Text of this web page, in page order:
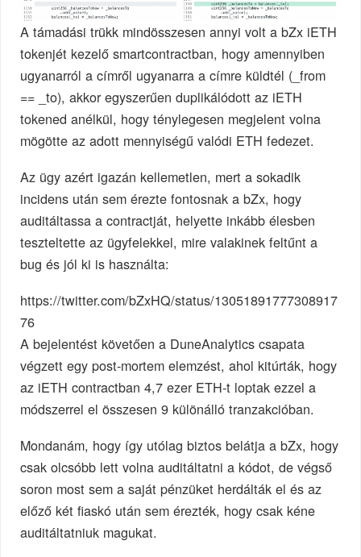
A támadási trükk mindösszesen annyi volt a bZx iETH
tokenjét kezelő smartcontractban, hogy amennyiben
ugyanarról a címről ugyanarra a címre küldtél (_from
== _to), akkor egyszerűen duplikálódott az iETH
tokened anélkül, hogy ténylegesen megjelent volna
mögötte az adott mennyiségű valódi ETH fedezet.
Az ügy azért igazán kellemetlen, mert a sokadik
incidens után sem érezte fontosnak a bZx, hogy
auditáltassa a contractját, helyette inkább élesben
teszteltette az ügyfelekkel, mire valakinek feltűnt a
bug és jól ki is használta:
https://twitter.com/bZxHQ/status/13051891777308917
76
A bejelentést követően a DuneAnalytics csapata
végzett egy post-mortem elemzést, ahol kitúrták, hogy
az iETH contractban 4,7 ezer ETH-t loptak ezzel a
módszerrel el összesen 9 különálló tranzakcióban.
Mondanám, hogy így utólag biztos belátja a bZx, hogy
csak olcsóbb lett volna auditáltatni a kódot, de végső
soron most sem a saját pénzüket herdálták el és az
előző két fiaskó után sem érezték, hogy csak kéne
auditáltatniuk magukat.